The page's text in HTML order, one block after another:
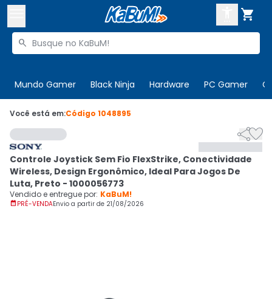

Buscar produtos

Mundo Gamer Black Ninja Hardware PC Gamer
 Olá. Acesse sua conta
 Departamentos
 Cupons
Mais Vendidos
CADASTRE-SE
Você está em:Código 1048895

Controle Joystick Sem Fio FlexStrike, Conectividade
Wireless, Design Ergonômico, Ideal Para Jogos De
Luta, Preto - 1000056773
Vendido e entregue por: KaBuM!
 PRÉ-VENDAEnvio a partir de 21/08/2026